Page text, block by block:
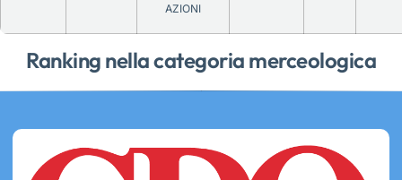
Ranking nella categoria merceologica
AZIONI